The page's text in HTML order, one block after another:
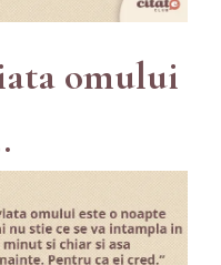
omului